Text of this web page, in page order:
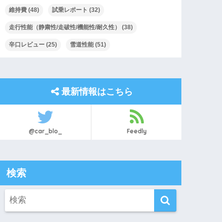
維持費 (48) 試乗レポート (32)
走行性能（静粛性/走破性/機能性/耐久性） (38)
辛口レビュー (25) 雪道性能 (51)
最新情報はこちら
@car_blo_ Feedly
検索